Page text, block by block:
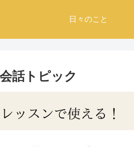
日々のこと
話トピック